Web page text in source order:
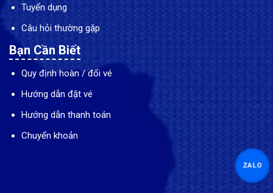
Tuyển dụng
Câu hỏi thường gặp
Bạn Cần Biết
Quy định hoàn / đổi vé
Hướng dẫn đặt vé
Hướng dẫn thanh toán
Chuyển khoản
ZALO